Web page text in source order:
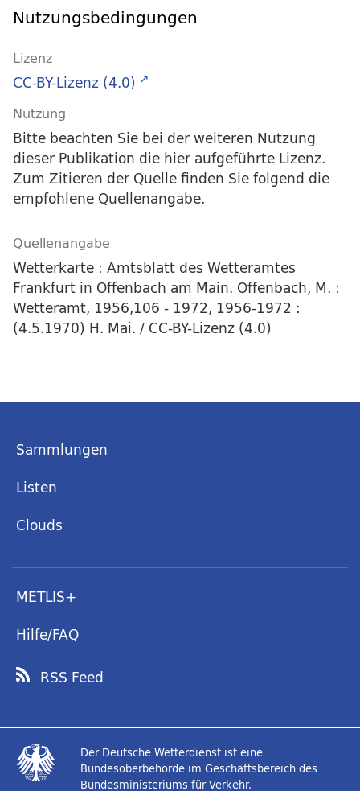
Nutzungsbedingungen
Lizenz
CC-BY-Lizenz (4.0)
Nutzung
Bitte beachten Sie bei der weiteren Nutzung
dieser Publikation die hier aufgeführte Lizenz.
Zum Zitieren der Quelle finden Sie folgend die
empfohlene Quellenangabe.
Quellenangabe
Wetterkarte : Amtsblatt des Wetteramtes
Frankfurt in Offenbach am Main. Offenbach, M. :
Wetteramt, 1956,106 - 1972, 1956-1972 :
(4.5.1970) H. Mai. / CC-BY-Lizenz (4.0)
Sammlungen
Listen
Clouds
METLIS+
Hilfe/FAQ
RSS Feed
Der Deutsche Wetterdienst ist eine
Bundesoberbehörde im Geschäftsbereich des
Bundesministeriums für Verkehr.